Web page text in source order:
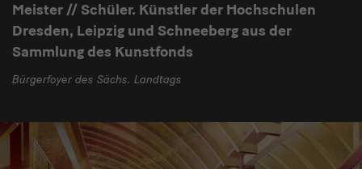
Meister // Schüler. Künstler der Hochschulen
Dresden, Leipzig und Schneeberg aus der
Sammlung des Kunstfonds
Bürgerfoyer des Sächs. Landtags